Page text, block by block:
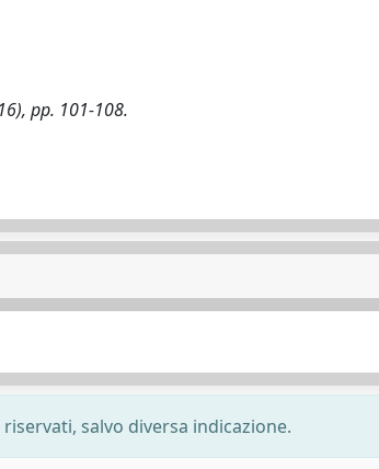
pp. 101-108.
salvo diversa indicazione.